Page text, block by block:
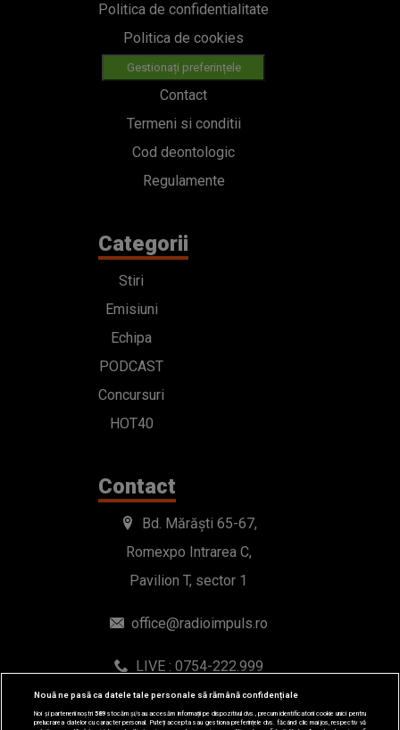
Politica de confidentialitate
Politica de cookies
Gestionați preferințele
Contact
Termeni si conditii
Cod deontologic
Regulamente
Categorii
Stiri
Emisiuni
Echipa
PODCAST
Concursuri
HOT40
Contact
Bd. Mărăști 65-67,
Romexpo Intrarea C,
Pavilion T, sector 1
office@radioimpuls.ro
LIVE : 0754-222.999
WhatsApp: 0754-222.999
Nouă ne pasă ca datele tale personale să rămână confidențiale
Noi și partenerii noștri589stocăm și/sau accesăm informații pe dispozitivul dvs., precum identificatorii cookie unici pentru
prelucrarea datelor cu caracter personal. Puteți accepta sau gestiona preferințele dvs. făcând clic mai jos, respectiv vă